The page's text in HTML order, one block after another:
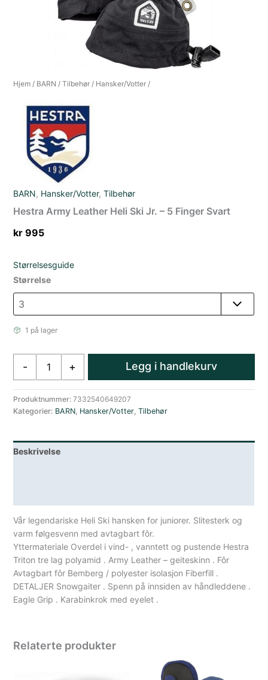
Hjem / BARN /Tilbehør / Hansker/Votter /
BARN, Hansker/Votter,Tilbehør
Hestra Army Leather Heli Ski Jr. – 5 Finger Svart
kr 995
Størrelsesguide
Størrelse
1 på lager
-
Heli
Ski
-
5
+ Legg i handlekurv
Produktnummer:7332540649207
Kategorier: BARN, Hansker/Votter,Tilbehør
Beskrivelse
Vår legendariske Heli Ski hansken for juniorer. Slitesterk og
varm følgesvenn med avtagbart fôr.
Yttermateriale Overdel i vind- , vanntett og pustende Hestra
Triton tre lag polyamid . Army Leather – geiteskinn . Fôr
Avtagbart fôr Bemberg / polyester isolasjon Fiberfill .
DETALJER Snowgaiter . Spenn på innsiden av håndleddene .
Eagle Grip . Karabinkrok med eyelet .
Relaterte produkter